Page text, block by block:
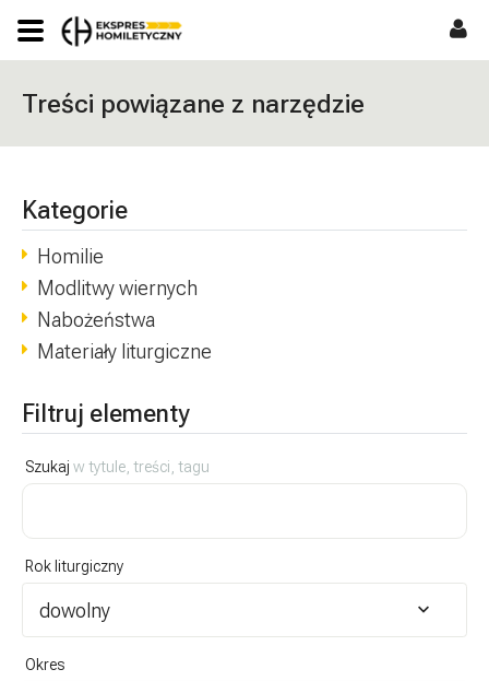
Treści powiązane z narzędzie
Kategorie
Homilie
Modlitwy wiernych
Nabożeństwa
Materiały liturgiczne
Filtruj elementy
Szukaj w tytule, treści, tagu
Rok liturgiczny
dowolny
Okres